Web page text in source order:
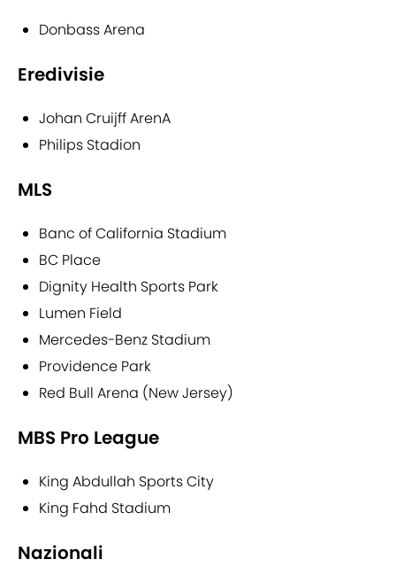
Donbass Arena
Eredivisie
Johan Cruijff ArenA
Philips Stadion
MLS
Banc of California Stadium
BC Place
Dignity Health Sports Park
Lumen Field
Mercedes-Benz Stadium
Providence Park
Red Bull Arena (New Jersey)
MBS Pro League
King Abdullah Sports City
King Fahd Stadium
Nazionali